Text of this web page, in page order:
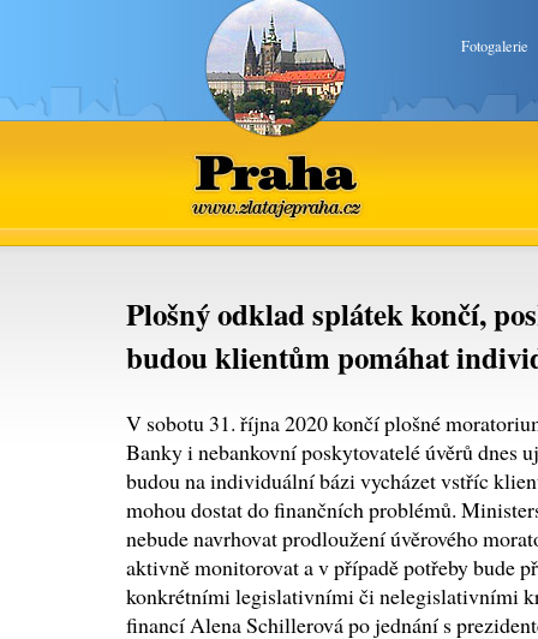
Fotogalerie
Praha
www.zlatajepraha.cz
Plošný odklad splátek končí,
budou klientům pomáhat
V sobotu 31. října 2020 končí plošné
Banky i nebankovní poskytovatelé úvěrů dnes
budou na individuální bázi vycházet vstříc
mohou dostat do finančních problémů.
nebude navrhovat prodloužení úvěrového
aktivně monitorovat a v případě potřeby bude
konkrétními legislativními či nelegislativními
financí Alena Schillerová po jednání s